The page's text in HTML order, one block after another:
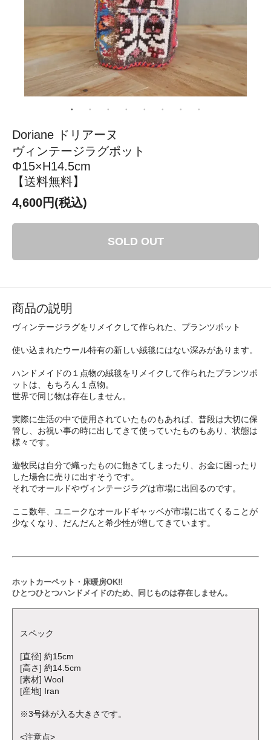
Doriane ドリアーヌ
ヴィンテージラグポット
Φ15×H14.5cm
【送料無料】
4,600円(税込)
SOLD OUT
商品の説明
ヴィンテージラグをリメイクして作られた、プランツポット
使い込まれたウール特有の新しい絨毯にはない深みがあります。
ハンドメイドの１点物の絨毯をリメイクして作られたプランツポ
ットは、もちろん１点物。
世界で同じ物は存在しません。
実際に生活の中で使用されていたものもあれば、普段は大切に保
管し、お祝い事の時に出してきて使っていたものもあり、状態は
様々です。
遊牧民は自分で織ったものに飽きてしまったり、お金に困ったり
した場合に売りに出すそうです。
それでオールドやヴィンテージラグは市場に出回るのです。
ここ数年、ユニークなオールドギャッベが市場に出てくることが
少なくなり、だんだんと希少性が増してきています。
ホットカーペット・床暖房OK!!
ひとつひとつハンドメイドのため、同じものは存在しません。
スペック
[直径] 約15cm
[高さ] 約14.5cm
[素材] Wool
[産地] Iran
※3号鉢が入る大きさです。
<注意点>